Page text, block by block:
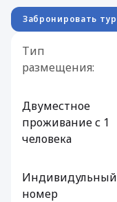
Тип
размещения:
Двуместное
проживание с 1
человека
Индивидульный
номер
Забронировать тур